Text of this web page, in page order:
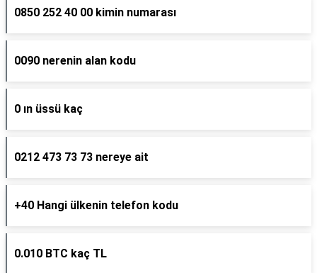
0850 252 40 00 kimin numarası
0090 nerenin alan kodu
0 ın üssü kaç
0212 473 73 73 nereye ait
+40 Hangi ülkenin telefon kodu
0.010 BTC kaç TL